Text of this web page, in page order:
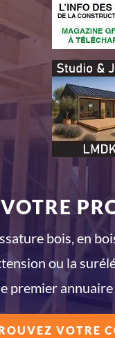
bois, en
ou la
premier
VOTRE